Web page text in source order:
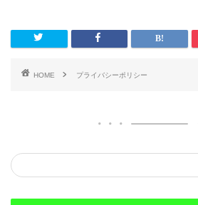
HOME プライバシーポリシー